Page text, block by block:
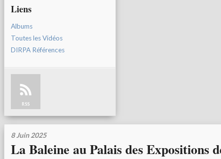
Liens
Albums
Toutes les Vidéos
DIRPA Références
RSS
8 Juin 2025
La Baleine au Palais des Expositions